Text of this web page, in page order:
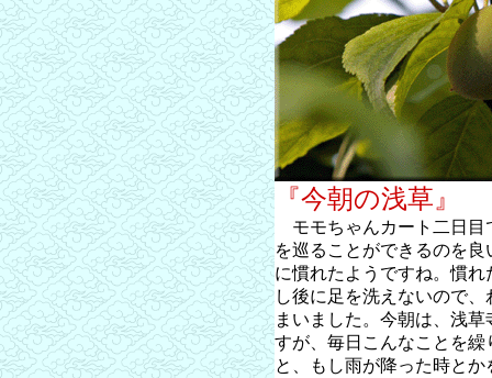
『今朝の浅草』
モモちゃんカート二日目
を巡ることができるのを
に慣れたようですね。慣
し後に足を洗えないので
まいました。今朝は、浅
すが、毎日こんなことを
と、もし雨が降った時と